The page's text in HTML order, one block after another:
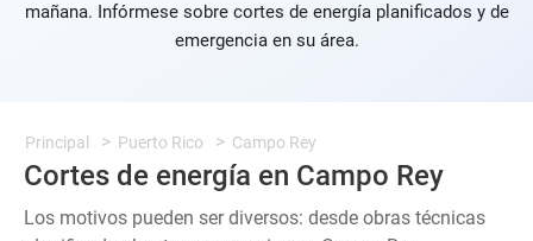
mañana. Infórmese sobre cortes de energía planificados y de
emergencia en su área.
Principal Puerto Rico Campo Rey
Cortes de energía en Campo Rey
Los motivos pueden ser diversos: desde obras técnicas